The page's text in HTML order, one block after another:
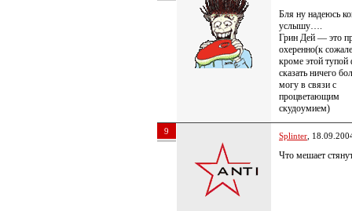
Бля ну надеюсь
услышу….
Грин Дей — это
охеренно(к
кроме этой тупой
сказать ничего
могу в связи с
процветающим
скудоумием)
9 Splinter ,
Что мешает